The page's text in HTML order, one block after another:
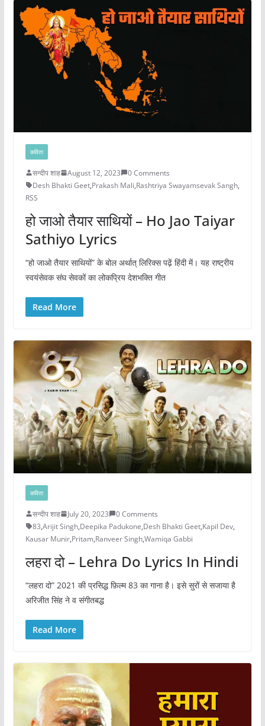
कविता
सन्दीप शाह August 12, 2023
0 Comments
Desh Bhakti Geet,Prakash Mali,Rashtriya Swayamsevak Sangh,
RSS
हो जाओ तैयार साथियों – Ho Jao Taiyar
Sathiyo Lyrics
“हो जाओ तैयार साथियों” के बोल अर्थात् लिरिक्स पढ़ें हिंदी में। यह राष्ट्रीय
स्वयंसेवक संघ सेवकों का लोकप्रिय देशभक्ति गीत
Read More
कविता
सन्दीप शाह July 20, 2023
0 Comments
83,Arijit Singh,Deepika Padukone,Desh Bhakti Geet,Kapil Dev,
Kausar Munir,Pritam,Ranveer Singh,Wamiqa Gabbi
लहरा दो – Lehra Do Lyrics In Hindi
“लहरा दो” 2021 की प्रसिद्ध फ़िल्म 83 का गाना है। इसे सुरों से सजाया है
अरिजीत सिंह ने व संगीतबद्ध
Read More